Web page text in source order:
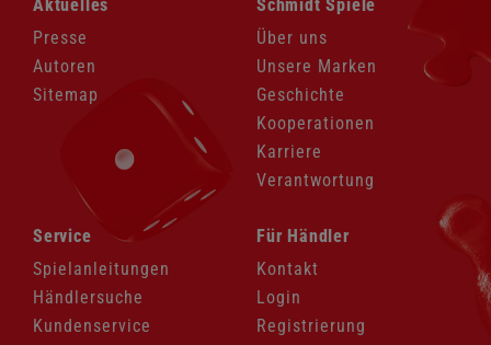
überspringen
Aktuelles
Presse
Autoren
Sitemap
überspringen
Schmidt Spiele
Über uns
Unsere Marken
Geschichte
Kooperationen
Karriere
Verantwortung
Navigation
überspringen
Service
Spielanleitungen
Händlersuche
Kundenservice
Navigation
überspringen
Für Händler
Kontakt
Login
Registrierung